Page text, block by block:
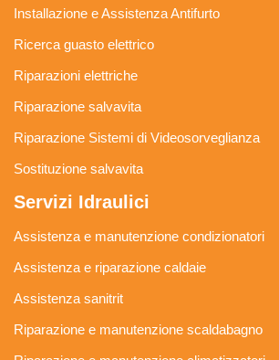
Installazione e Assistenza Antifurto
Ricerca guasto elettrico
Riparazioni elettriche
Riparazione salvavita
Riparazione Sistemi di Videosorveglianza
Sostituzione salvavita
Servizi Idraulici
Assistenza e manutenzione condizionatori
Assistenza e riparazione caldaie
Assistenza sanitrit
Riparazione e manutenzione scaldabagno